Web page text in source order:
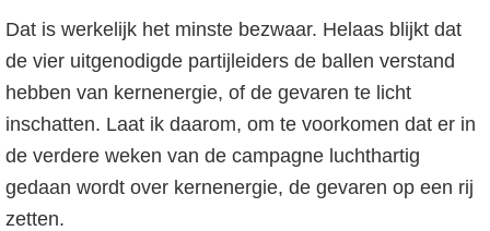
e
aDat is werkelijk het minste bezwaar. Helaas blijkt dat
de vier uitgenodigde partijleiders de ballen verstand
hebben van kernenergie, of de gevaren te licht
inschatten. Laat ik daarom, om te voorkomen dat er in
de verdere weken van de campagne luchthartig
gedaan wordt over kernenergie, de gevaren op een rij
zetten.